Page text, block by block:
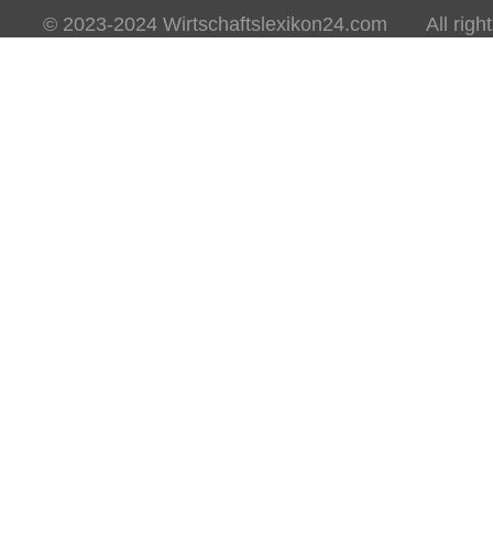
© 2023-2024 Wirtschaftslexikon24.com All